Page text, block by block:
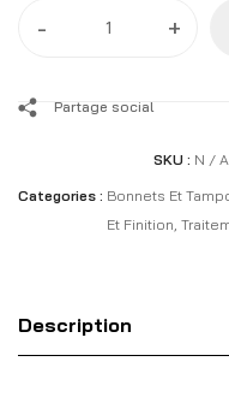
- +
Partage social
SKU : N / A
Categories : Bonnets Et
Et Finition,
Description